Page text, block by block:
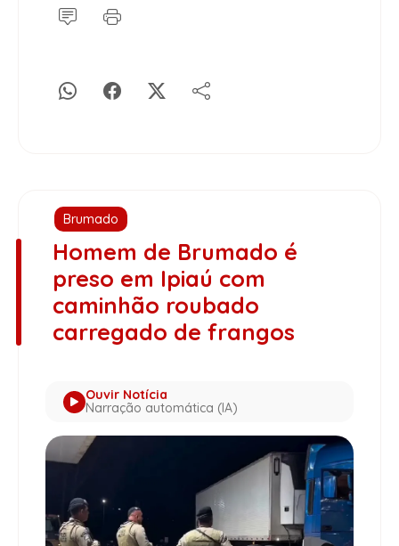
Brumado
Homem de Brumado é
preso em Ipiaú com
caminhão roubado
carregado de frangos
Ouvir Notícia
Narração automática (IA)